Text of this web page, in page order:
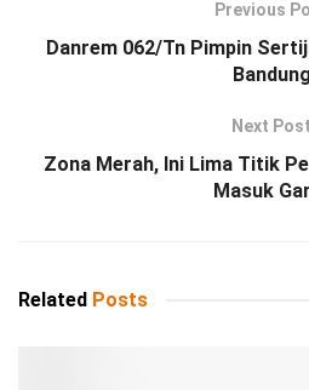
Previous
Danrem 062/Tn Pimpin
Bandung
Next Post
Zona Merah, Ini Lima Titik
Masuk
Related Posts